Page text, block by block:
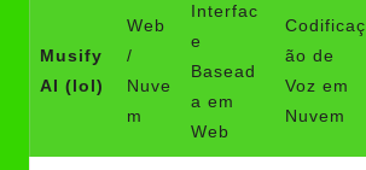
Musify
AI (lol)
Web
/
Nuve
m
Interfac
e
Basead
a em
Web
Codificaç
ão de
Voz em
Nuvem